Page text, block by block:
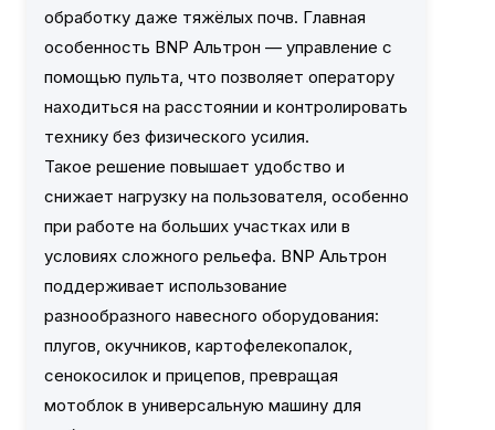
обработку даже тяжёлых почв. Главная
особенность BNP Альтрон — управление с
помощью пульта, что позволяет оператору
находиться на расстоянии и контролировать
технику без физического усилия.
Такое решение повышает удобство и
снижает нагрузку на пользователя, особенно
при работе на больших участках или в
условиях сложного рельефа. BNP Альтрон
поддерживает использование
разнообразного навесного оборудования:
плугов, окучников, картофелекопалок,
сенокосилок и прицепов, превращая
мотоблок в универсальную машину для